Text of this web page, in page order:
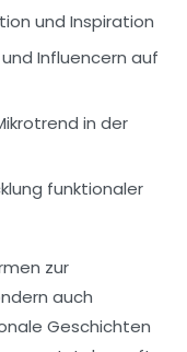
und Inspiration
Influencern auf
in der
funktionaler
zur
auch
Geschichten